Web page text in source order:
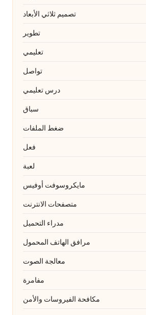
تصميم ثلاثي الأبعاد
تطوير
تعليمي
تواصل
درس تعليمي
سباق
ضغط الملفات
فعل
لعبة
مايكروسوفت أوفيس
متصفحات الانترنت
مدراء التحميل
مرافق الهاتف المحمول
معالجة الصوت
مفامرة
مكافحة الفيروسات والأمن